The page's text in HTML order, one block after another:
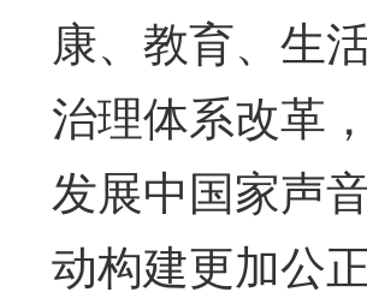
康、教育、生
治理体系改革
发展中国家声
动构建更加公